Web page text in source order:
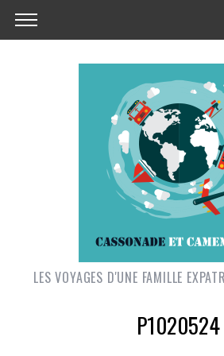
LES VOYAGES D'UNE FAMILLE
P1020524